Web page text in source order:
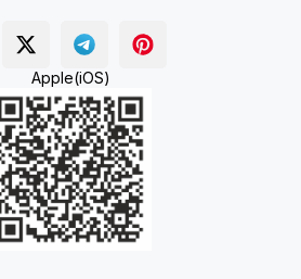
Apple(iOS)